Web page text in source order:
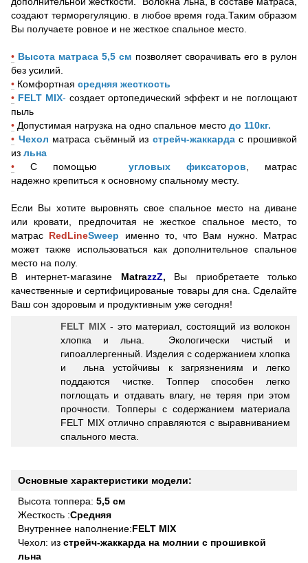
создают терморегуляцию. в любое время года.Таким образом
Вы получаете ровное и не жесткое спальное место.
• Высота матраса 5,5 см позволяет сворачивать его в рулон
без усилий.
• Комфортная средняя жесткость
• FELT MIX- создает ортопедический эффект и не поглощают
пыль
• Допустимая нагрузка на одно спальное место до 110кг.
• Чехол матраса съёмный из стрейч-жаккарда с прошивкой
из льна
• С помощью угловых фиксаторов , матрас
надежно крепиться к основному спальному месту.
Если Вы хотите выровнять свое спальное место на диване
или кровати, предпочитая не жесткое спальное место, то
матрас RedLineSweep именно то, что Вам нужно. Матрас
может также использоваться как дополнительное спальное
место на полу.
В интернет-магазине МatrazzZ, Вы приобретаете только
качественные и сертифицированые товары для сна. Сделайте
Ваш сон здоровым и продуктивным уже сегодня!
FELT MIX- это материал, состоящий из волокон
хлопка и льна. Экологически чистый и
гипоаллергенный. Изделия с содержанием хлопка
и льна устойчивы к загрязнениям и легко
поддаются чистке. Топпер способен легко
поглощать и отдавать влагу, не теряя при этом
прочности. Топперы с содержанием материала
FELT MIX отлично справляются с выравниванием
спального места.
Основные характеристики модели:
Высота топпера: 5,5 см
Жесткость :Средняя
Внутреннее наполнение:FELT MIX
Чехол: из стрейч-жаккарда на молнии с прошивкой
льна